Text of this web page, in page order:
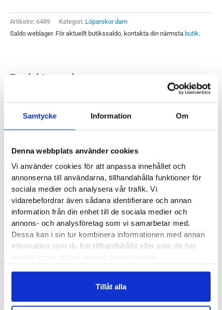
Samtycke Information Om
Denna webbplats använder cookies
Vi använder cookies för att anpassa innehållet och
annonserna till användarna, tillhandahålla funktioner för
sociala medier och analysera vår trafik. Vi
vidarebefordrar även sådana identifierare och annan
information från din enhet till de sociala medier och
annons- och analysföretag som vi samarbetar med.
Dessa kan i sin tur kombinera informationen med annan
information som du har tillhandahållit eller som de har
Tillåt alla
mängd
Artikelnr: 6489 Kategori: Löparskor dam
Saldo weblager. För aktuellt butikssaldo, kontakta din närmsta butik.
Produktegenskaper
Cumulus 26 de allra flesta pass du ger dig ut på. Samtidigt är
snabbar tempopass och vid längre intervaller. Cumulus 26
har uppdaterats med förbättrad dämpning mot föregående
modell men är fortfarande samma allsidiga löparsko för dig
med ett neutralt steg.
Läst:Normal
Fotvalv:Normala, höga
Stabilitet:Neutral
Butiker:Stockholm Hornstull,Stockholm Odengatan,